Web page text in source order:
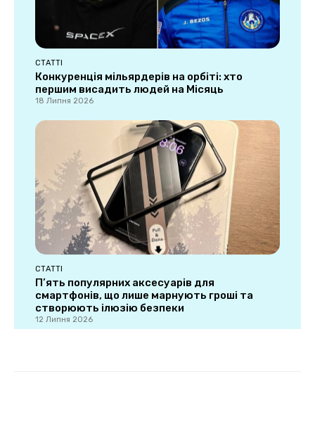
СТАТТІ
Конкуренція мільярдерів на орбіті: хто
першим висадить людей на Місяць
18 Липня 2026
СТАТТІ
П’ять популярних аксесуарів для
смартфонів, що лише марнують гроші та
створюють ілюзію безпеки
12 Липня 2026